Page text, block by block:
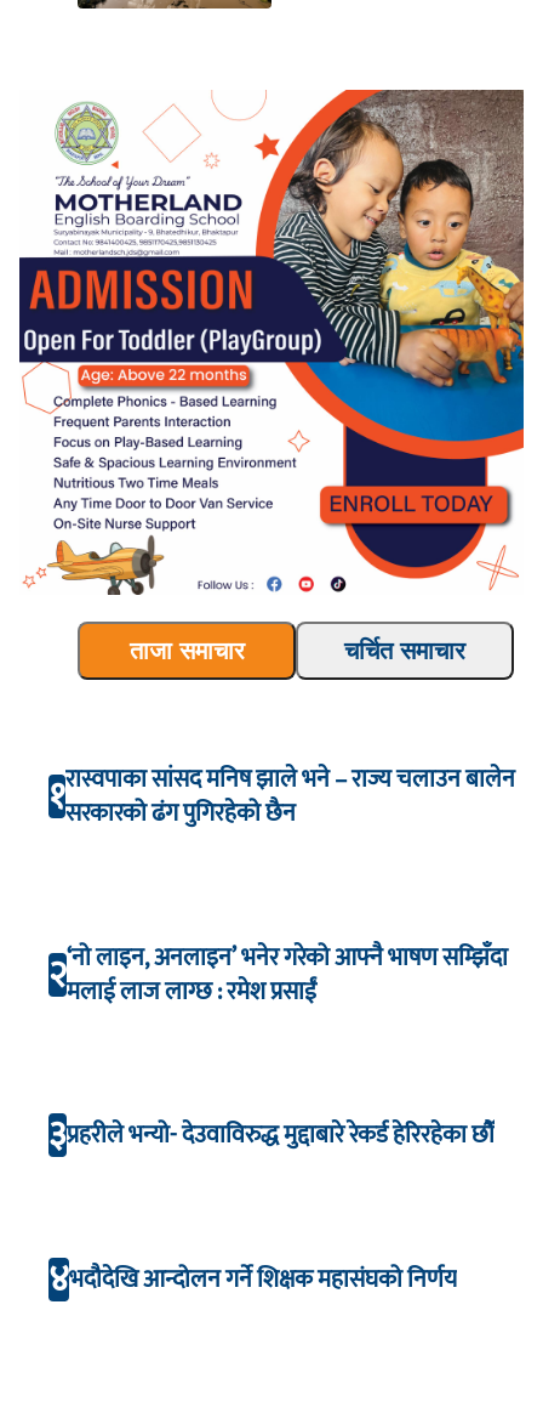
ताजा समाचार चर्चित समाचार
१रास्वपाका सांसद मनिष झाले भने – राज्य चलाउन बालेन
सरकारको ढंग पुगिरहेको छैन
२‘नो लाइन, अनलाइन’ भनेर गरेको आफ्नै भाषण सम्झिँदा
मलाई लाज लाग्छ : रमेश प्रसाईं
३प्रहरीले भन्यो- देउवाविरुद्ध मुद्दाबारे रेकर्ड हेरिरहेका छौँ
४भदौदेखि आन्दोलन गर्ने शिक्षक महासंघको निर्णय